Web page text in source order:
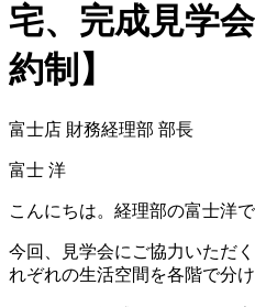
宅、完成見学
約制】
富士店 財務経理部 部長
富士 洋
こんにちは。経理部の富士洋で
今回、見学会にご協力いただ
れぞれの生活空間を各階で分け